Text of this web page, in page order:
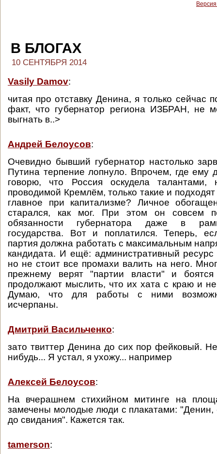
В БЛОГАХ
10 СЕНТЯБРЯ 2014
Vasily Damov:
читая про отставку Денина, я только сейчас
факт, что губернатор региона ИЗБРАН, не
выгнать в..>
Андрей Белоусов:
Очевидно бывший губернатор настолько
Путина терпение лопнуло. Впрочем, где ему
говорю, что Россия оскудела талантами,
проводимой Кремлём, только такие и
главное при капитализме? Личное
старался, как мог. При этом он совсем
обязанности губернатора даже в
государства. Вот и поплатился. Теперь,
партия должна работать с максимальным
кандидата. И ещё: административный
но не стоит все промахи валить на него.
прежнему верят "партии власти" и
продолжают мыслить, что их хата с краю и
Думаю, что для работы с ними
исчерпаны.
Дмитрий Васильченко:
зато твиттер Денина до сих пор фейковый.
нибудь... Я устал, я ухожу... например
Алексей Белоусов:
На вчерашнем стихийном митинге на
замечены молодые люди с плакатами: "Денин,
до свидания". Кажется так.
tamerson: